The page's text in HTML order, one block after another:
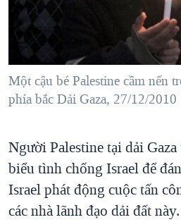
"Tìm" NGƯỜI VIỆT HẢI NGOẠI
KINH TẾ
KHOA HỌC
VĂN HOÁ
THỂ THAO
GIÁO DỤC
TẠI
HÀNH TRÌNH BẦU CỬ 2024
MỘT NĂM CHIẾN TRANH TẠI DẢI
GIẢI MÃ VÀNH ĐAI & CON
NGÀY TỊ NẠN THẾ GIỚI
GROUND ZERO – XƯA VÀ NAY
CHI PHÍ CHIẾN TRANH
CÁC GIÁ TRỊ CỘNG HÒA Ở VIỆT
VIDEO
NGHE
MẠNG XÃ HỘI
Ngôn ngữ khác
Một cậu bé Palestine cầm nến
phía bắc Dải Gaza, 27/12/2010
Người Palestine tại dải
biểu tình chống Israel để
Israel phát động cuộc tấn
các nhà lãnh đạo dải đất này.